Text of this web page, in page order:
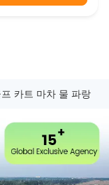
마차 물 파랑 핑